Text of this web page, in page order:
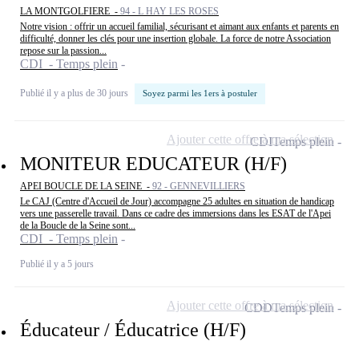
LA MONTGOLFIERE - 94 - L HAY LES ROSES
Notre vision : offrir un accueil familial, sécurisant et aimant aux enfants et parents en
difficulté, donner les clés pour une insertion globale. La force de notre Association
repose sur la passion...
CDI - Temps plein
Publié il y a plus de 30 jours Soyez parmi les 1ers à postuler
MONITEUR EDUCATEUR (H/F)
APEI BOUCLE DE LA SEINE - 92 - GENNEVILLIERS
Le CAJ (Centre d'Accueil de Jour) accompagne 25 adultes en situation de handicap
vers une passerelle travail. Dans ce cadre des immersions dans les ESAT de l'Apei
de la Boucle de la Seine sont...
CDI - Temps plein
Publié il y a 5 jours
CDITemps plein
Ajouter cette offre à ma sélection
Éducateur / Éducatrice (H/F)
CDDTemps plein
Ajouter cette offre à ma sélection